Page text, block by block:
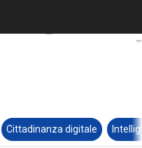
Cittadinanza digitale